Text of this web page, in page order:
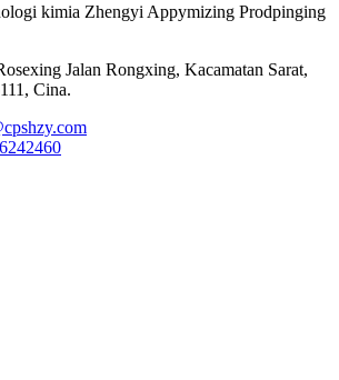
kimia Zhengyi Appymizing Prodpinging
Jalan Rongxing, Kacamatan Sarat,
Cina.